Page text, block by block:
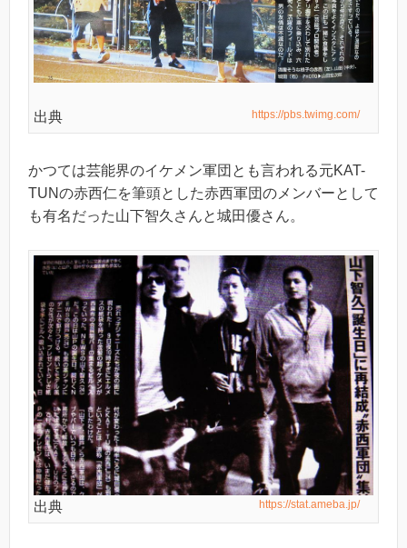
出典 https://pbs.twimg.com/
かつては芸能界のイケメン軍団とも言われる元KAT-
TUNの赤西仁を筆頭とした赤西軍団のメンバーとして
も有名だった山下智久さんと城田優さん。
出典 https://stat.ameba.jp/